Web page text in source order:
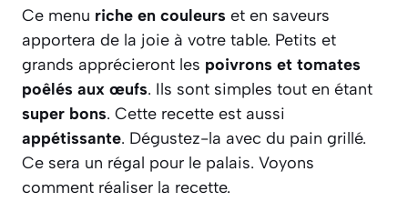
Ce menu riche en couleurs et en saveurs
apportera de la joie à votre table. Petits et
grands apprécieront les poivrons et tomates
poêlés aux œufs. Ils sont simples tout en étant
super bons. Cette recette est aussi
appétissante. Dégustez-la avec du pain grillé.
Ce sera un régal pour le palais. Voyons
comment réaliser la recette.